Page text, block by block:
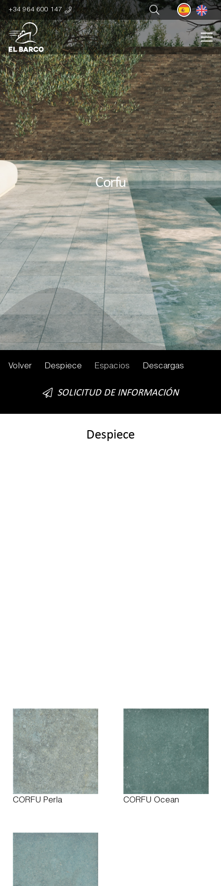
+34 964 600 147
Corfu
Volver Despiece Espacios Descargas
SOLICITUD DE INFORMACIÓN
Despiece
CORFU Perla CORFU Ocean